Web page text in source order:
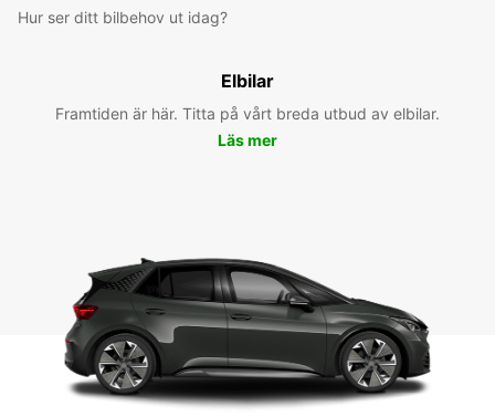
Hur ser ditt bilbehov ut idag?
Elbilar
Framtiden är här. Titta på vårt breda utbud av elbilar.
Läs mer